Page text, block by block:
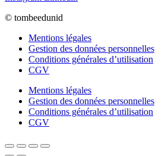
© tombeedunid
Mentions légales
Gestion des données personnelles
Conditions générales d’utilisation
CGV
Mentions légales
Gestion des données personnelles
Conditions générales d’utilisation
CGV